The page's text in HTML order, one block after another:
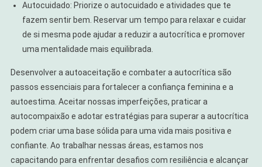
Autocuidado: Priorize o autocuidado e atividades que te
fazem sentir bem. Reservar um tempo para relaxar e cuidar
de si mesma pode ajudar a reduzir a autocrítica e promover
uma mentalidade mais equilibrada.
Desenvolver a autoaceitação e combater a autocrítica são
passos essenciais para fortalecer a confiança feminina e a
autoestima. Aceitar nossas imperfeições, praticar a
autocompaixão e adotar estratégias para superar a autocrítica
podem criar uma base sólida para uma vida mais positiva e
confiante. Ao trabalhar nessas áreas, estamos nos
capacitando para enfrentar desafios com resiliência e alcançar